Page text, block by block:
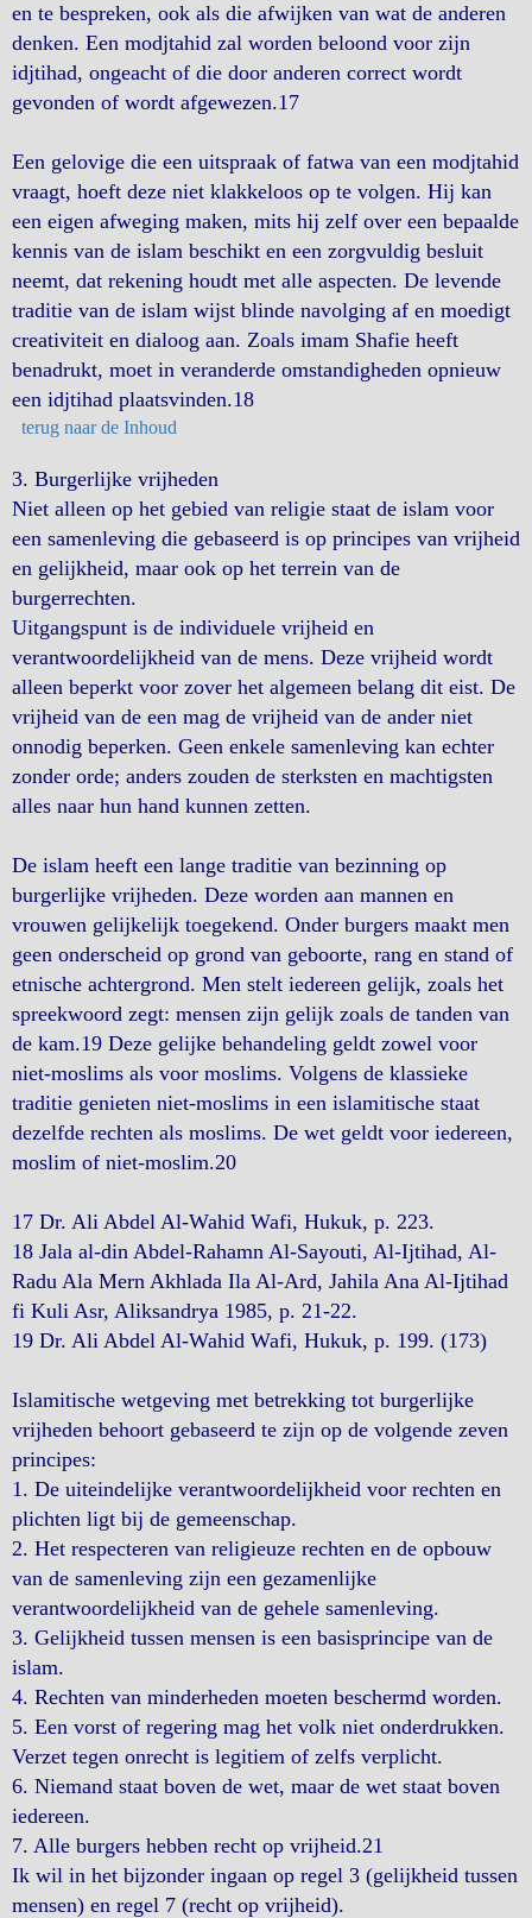
en te bespreken, ook als die afwijken van wat de anderen
denken. Een modjtahid zal worden beloond voor zijn
idjtihad, ongeacht of die door anderen correct wordt
gevonden of wordt afgewezen.17
Een gelovige die een uitspraak of fatwa van een modjtahid
vraagt, hoeft deze niet klakkeloos op te volgen. Hij kan
een eigen afweging maken, mits hij zelf over een bepaalde
kennis van de islam beschikt en een zorgvuldig besluit
neemt, dat rekening houdt met alle aspecten. De levende
traditie van de islam wijst blinde navolging af en moedigt
creativiteit en dialoog aan. Zoals imam Shafie heeft
benadrukt, moet in veranderde omstandigheden opnieuw
een idjtihad plaatsvinden.18
terug naar de Inhoud
3. Burgerlijke vrijheden
Niet alleen op het gebied van religie staat de islam voor
een samenleving die gebaseerd is op principes van vrijheid
en gelijkheid, maar ook op het terrein van de
burgerrechten.
Uitgangspunt is de individuele vrijheid en
verantwoordelijkheid van de mens. Deze vrijheid wordt
alleen beperkt voor zover het algemeen belang dit eist. De
vrijheid van de een mag de vrijheid van de ander niet
onnodig beperken. Geen enkele samenleving kan echter
zonder orde; anders zouden de sterksten en machtigsten
alles naar hun hand kunnen zetten.
De islam heeft een lange traditie van bezinning op
burgerlijke vrijheden. Deze worden aan mannen en
vrouwen gelijkelijk toegekend. Onder burgers maakt men
geen onderscheid op grond van geboorte, rang en stand of
etnische achtergrond. Men stelt iedereen gelijk, zoals het
spreekwoord zegt: mensen zijn gelijk zoals de tanden van
de kam.19 Deze gelijke behandeling geldt zowel voor
niet-moslims als voor moslims. Volgens de klassieke
traditie genieten niet-moslims in een islamitische staat
dezelfde rechten als moslims. De wet geldt voor iedereen,
moslim of niet-moslim.20
17 Dr. Ali Abdel Al-Wahid Wafi, Hukuk, p. 223.
18 Jala al-din Abdel-Rahamn Al-Sayouti, Al-Ijtihad, Al-
Radu Ala Mern Akhlada Ila Al-Ard, Jahila Ana Al-Ijtihad
fi Kuli Asr, Aliksandrya 1985, p. 21-22.
19 Dr. Ali Abdel Al-Wahid Wafi, Hukuk, p. 199. (173)
Islamitische wetgeving met betrekking tot burgerlijke
vrijheden behoort gebaseerd te zijn op de volgende zeven
principes:
1. De uiteindelijke verantwoordelijkheid voor rechten en
plichten ligt bij de gemeenschap.
2. Het respecteren van religieuze rechten en de opbouw
van de samenleving zijn een gezamenlijke
verantwoordelijkheid van de gehele samenleving.
3. Gelijkheid tussen mensen is een basisprincipe van de
islam.
4. Rechten van minderheden moeten beschermd worden.
5. Een vorst of regering mag het volk niet onderdrukken.
Verzet tegen onrecht is legitiem of zelfs verplicht.
6. Niemand staat boven de wet, maar de wet staat boven
iedereen.
7. Alle burgers hebben recht op vrijheid.21
Ik wil in het bijzonder ingaan op regel 3 (gelijkheid tussen
mensen) en regel 7 (recht op vrijheid).